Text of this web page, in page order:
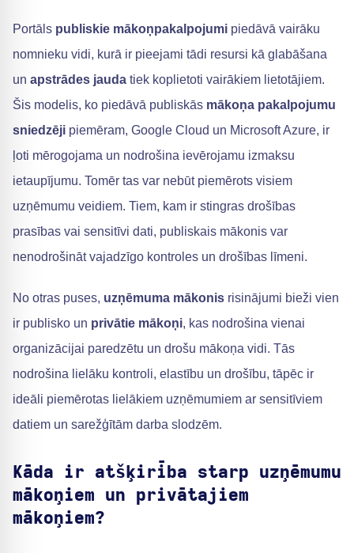
Portāls publiskie mākoņpakalpojumi piedāvā vairāku
nomnieku vidi, kurā ir pieejami tādi resursi kā glabāšana
un apstrādes jauda tiek koplietoti vairākiem lietotājiem.
Šis modelis, ko piedāvā publiskās mākoņa pakalpojumu
sniedzēji piemēram, Google Cloud un Microsoft Azure, ir
ļoti mērogojama un nodrošina ievērojamu izmaksu
ietaupījumu. Tomēr tas var nebūt piemērots visiem
uzņēmumu veidiem. Tiem, kam ir stingras drošības
prasības vai sensitīvi dati, publiskais mākonis var
nenodrošināt vajadzīgo kontroles un drošības līmeni.
No otras puses, uzņēmuma mākonis risinājumi bieži vien
ir publisko un privātie mākoņi, kas nodrošina vienai
organizācijai paredzētu un drošu mākoņa vidi. Tās
nodrošina lielāku kontroli, elastību un drošību, tāpēc ir
ideāli piemērotas lielākiem uzņēmumiem ar sensitīviem
datiem un sarežģītām darba slodzēm.
Kāda ir atšķirība starp uzņēmumu
mākoņiem un privātajiem
mākoņiem?